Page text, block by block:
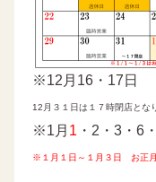
※12月16・17日
12月３１日は１７時閉店とな
※1月 1 ・2・3・6・
※ １月１日～１月３日 お正